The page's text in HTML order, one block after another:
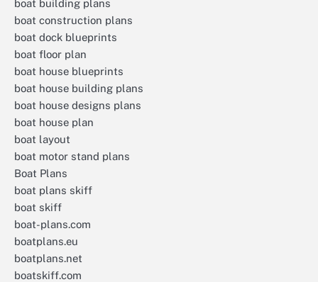
boat building plans
boat construction plans
boat dock blueprints
boat floor plan
boat house blueprints
boat house building plans
boat house designs plans
boat house plan
boat layout
boat motor stand plans
Boat Plans
boat plans skiff
boat skiff
boat-plans.com
boatplans.eu
boatplans.net
boatskiff.com